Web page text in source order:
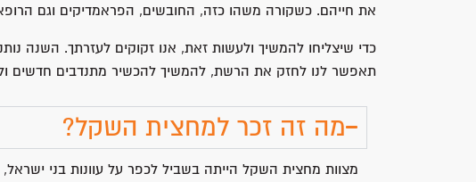
את חייהם. כשקורה משהו כזה, החובשים, הפראמדיקים וגם
כדי שיצליחו להמשיך ולעשות זאת, אנו זקוקים לעזרתך. השנה
תאפשר לנו לחזק את הרשת, להמשיך להכשיר מתנדבים חדשים
מה זה זכר למחצית השקל?
מצוות מחצית השקל הייתה בשביל לכפר על עוונות בני